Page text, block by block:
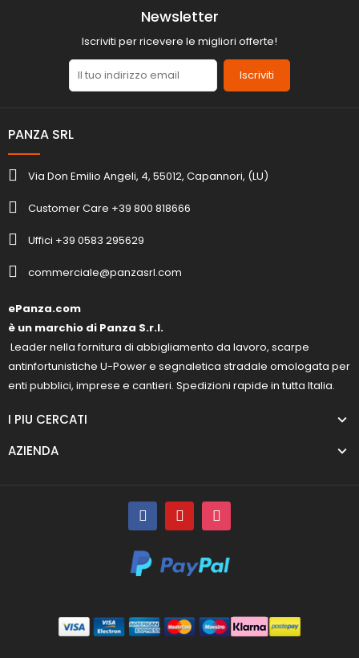
Newsletter
Iscriviti per ricevere le migliori offerte!
Iscriviti
PANZA SRL
Via Don Emilio Angeli, 4, 55012, Capannori, (LU)
Customer Care +39 800 818666
Uffici +39 0583 295629
commerciale@panzasrl.com
ePanza.com
è un marchio di Panza S.r.l.
Leader nella fornitura di abbigliamento da lavoro, scarpe
antinfortunistiche U-Power e segnaletica stradale omologata per
enti pubblici, imprese e cantieri. Spedizioni rapide in tutta Italia.
I PIU CERCATI
AZIENDA